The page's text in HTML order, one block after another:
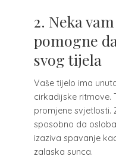
2. Neka
pomogne
svog tijela
Vaše tijelo ima
cirkadijske ritmove.
promjene svjetlosti.
sposobno da
izaziva spavanje
zalaska sunca.